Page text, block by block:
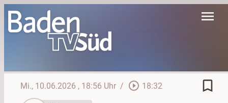
menu
Mi., 10.06.2026 , 18:56 Uhr / play_circle_outline 18:32
bookmark_border